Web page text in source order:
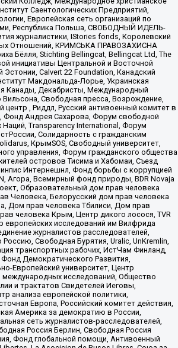
Саентологических Предприятий,
Европейская сеть организаций по
Республика Польша, СВОБОДНЫЙ ИДЕЛЬ-
журналистики, IStories fonds, Королевский
Отношений, КРИМСЬКА ПРАВОЗАХИСНА
Бёлля, Stichting Bellingcat, Bellingcat Ltd, The
инициативы Центральной и Восточной
Calvert 22 Foundation, Канадский
Макдональда-Лорье, Украинская
Канады, Декабристы, Международный
Свободная пресса, Возрождение,
центр , Риддл, Русский антивоенный комитет в
Фонд Андрея Сахарова, Форум свободной
Transparеncy International, Форум
Солидарность с гражданским
КрымSOS, Свободный университет,
управления, Форум гражданского общества
островов Тисима и Хабомаи, Съезд
Интернешнл, Фонд борьбы с коррупцией
Агора, Всемирный фонд природы, BDR Novaja
Образовательный дом прав человека
Человека, Белорусский дом прав человека
Дом прав человека Тбилиси, Дом прав
человека Крым, Центр дикого лосося, TVR
европейских исследований им Вилфрида
журналистов расследователей,
Свободная Бурятия, Uralic, UnKremlin,
транспортных рабочих, ИстЧам Финланд,
Фонд Демократического Развития,
Европейский университет, Центр
международных исследований, Общество
и трактатов Свидетелей Иеговы,
анализа европейской политики,
Европа, Российский комитет действия,
Америка за демократию в России,
сеть журналистов-расследователей,
Россия Берлин, Свободная Россия
Фонд глобальной помощи, Антивоенный